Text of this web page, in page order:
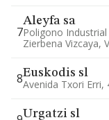
7
Aleyfa sa
Poligono
Zierbena Vizcaya,
8Euskodis sl
Avenida Txori Erri,
Urgatzi sl